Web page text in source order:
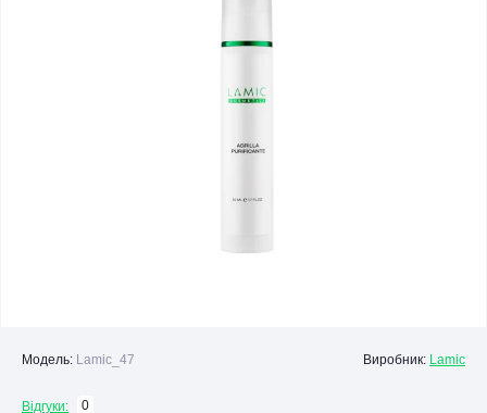
Модель: Lamic_47 Виробник: Lamic
Відгуки: 0